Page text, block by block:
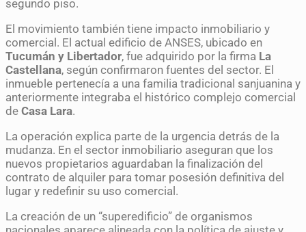
segundo piso.
El movimiento también tiene impacto inmobiliario y
comercial. El actual edificio de ANSES, ubicado en
Tucumán y Libertador, fue adquirido por la firma La
Castellana, según confirmaron fuentes del sector. El
inmueble pertenecía a una familia tradicional sanjuanina y
anteriormente integraba el histórico complejo comercial
de Casa Lara.
La operación explica parte de la urgencia detrás de la
mudanza. En el sector inmobiliario aseguran que los
nuevos propietarios aguardaban la finalización del
contrato de alquiler para tomar posesión definitiva del
lugar y redefinir su uso comercial.
La creación de un “superedificio” de organismos